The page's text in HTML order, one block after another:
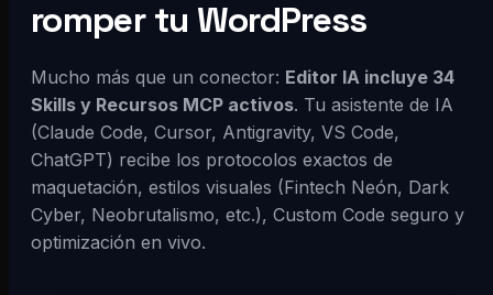
romper tu WordPress
Mucho más que un conector: Editor IA incluye 34
Skills y Recursos MCP activos. Tu asistente de IA
(Claude Code, Cursor, Antigravity, VS Code,
ChatGPT) recibe los protocolos exactos de
maquetación, estilos visuales (Fintech Neón, Dark
Cyber, Neobrutalismo, etc.), Custom Code seguro y
optimización en vivo.